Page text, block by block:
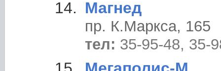
Магнед
пр. К.Маркса, 165
тел: 35-95-48, 35-